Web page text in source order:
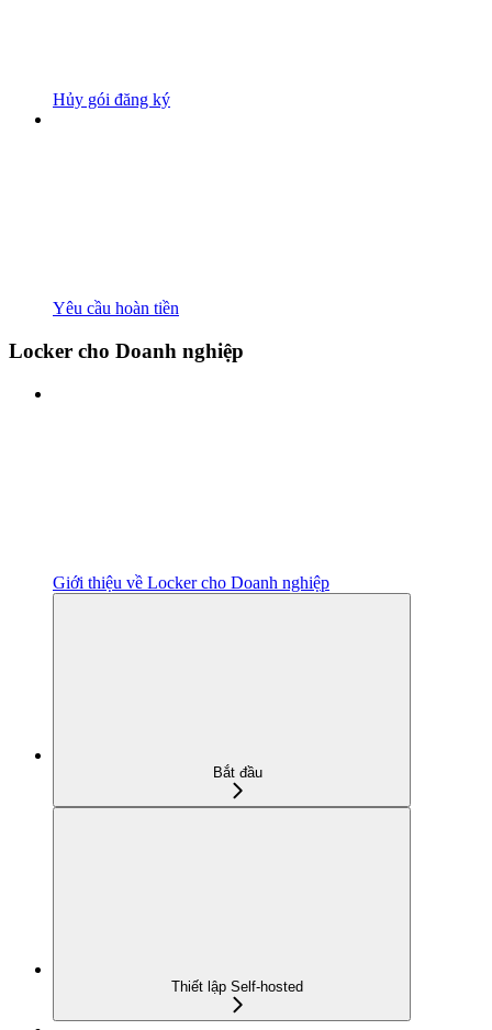
Hủy gói đăng ký
Yêu cầu hoàn tiền
Locker cho Doanh nghiệp
Giới thiệu về Locker cho Doanh nghiệp
Bắt đầu
Thiết lập Self-hosted